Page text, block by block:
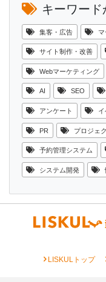
キーワー
集客・広告
サイト制作・改善
Webマーケティング
AI SEO
アンケート イ
PR プロジェ
予約管理システム
システム開発
chevron_rightLISKULトップ